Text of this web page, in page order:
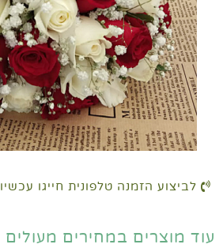
לביצוע הזמנה טלפונית חייגו עכשיו
עוד מוצרים במחירים מעולים